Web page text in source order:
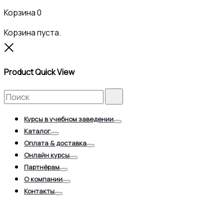
Корзина0
Корзина пуста.
Product Quick View
Search
for:
Курсы в учебном заведении
Каталог
Toggle
Оплата & доставка
Онлайн курсы
Партнёрам
О компании
Контакты